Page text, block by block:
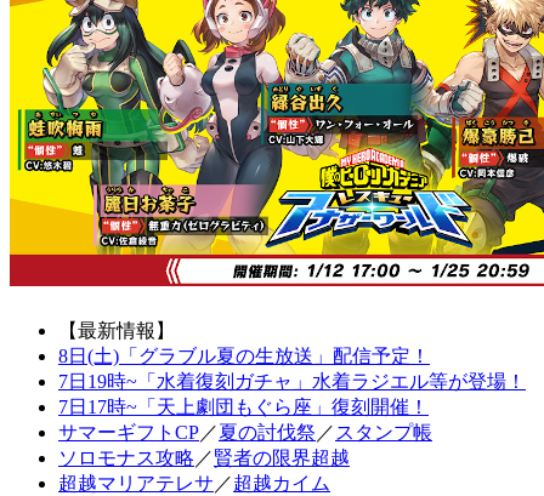
【最新情報】
8日(土)「グラブル夏の生放送」配信予定！
7日19時~「水着復刻ガチャ」水着ラジエル等が登場！
7日17時~「天上劇団もぐら座」復刻開催！
サマーギフトCP／夏の討伐祭 ／ スタンプ帳
ソロモナス攻略 ／賢者の限界超越
超越マリアテレサ ／超越カイム